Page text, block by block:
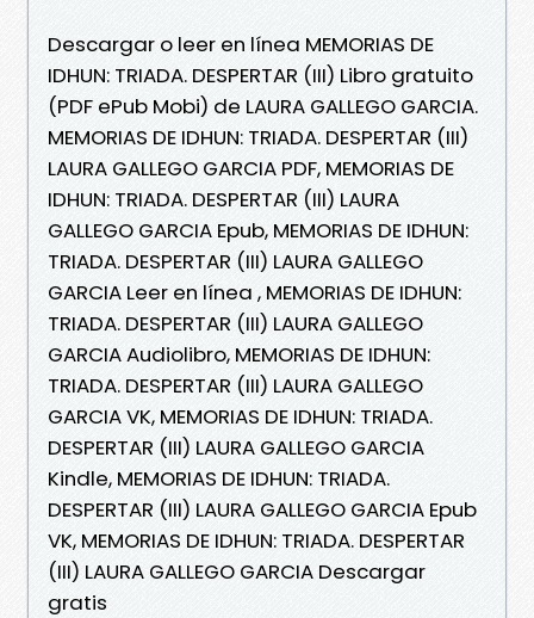
Descargar o leer en línea MEMORIAS DE
IDHUN: TRIADA. DESPERTAR (III) Libro gratuito
(PDF ePub Mobi) de LAURA GALLEGO GARCIA.
MEMORIAS DE IDHUN: TRIADA. DESPERTAR (III)
LAURA GALLEGO GARCIA PDF, MEMORIAS DE
IDHUN: TRIADA. DESPERTAR (III) LAURA
GALLEGO GARCIA Epub, MEMORIAS DE IDHUN:
TRIADA. DESPERTAR (III) LAURA GALLEGO
GARCIA Leer en línea , MEMORIAS DE IDHUN:
TRIADA. DESPERTAR (III) LAURA GALLEGO
GARCIA Audiolibro, MEMORIAS DE IDHUN:
TRIADA. DESPERTAR (III) LAURA GALLEGO
GARCIA VK, MEMORIAS DE IDHUN: TRIADA.
DESPERTAR (III) LAURA GALLEGO GARCIA
Kindle, MEMORIAS DE IDHUN: TRIADA.
DESPERTAR (III) LAURA GALLEGO GARCIA Epub
VK, MEMORIAS DE IDHUN: TRIADA. DESPERTAR
(III) LAURA GALLEGO GARCIA Descargar
gratis